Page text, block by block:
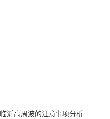
临沂高周波的注意事项分析